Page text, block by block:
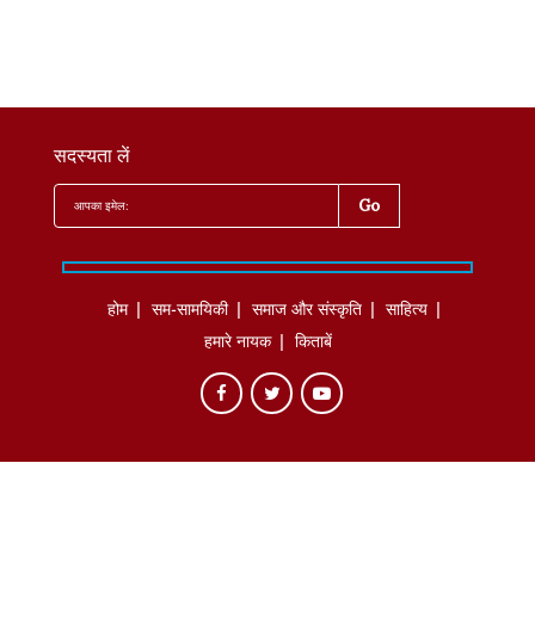
सदस्यता लें
होम सम-सामयिकी समाज और संस्कृति
साहित्‍य
हमारे नायक
किताबें